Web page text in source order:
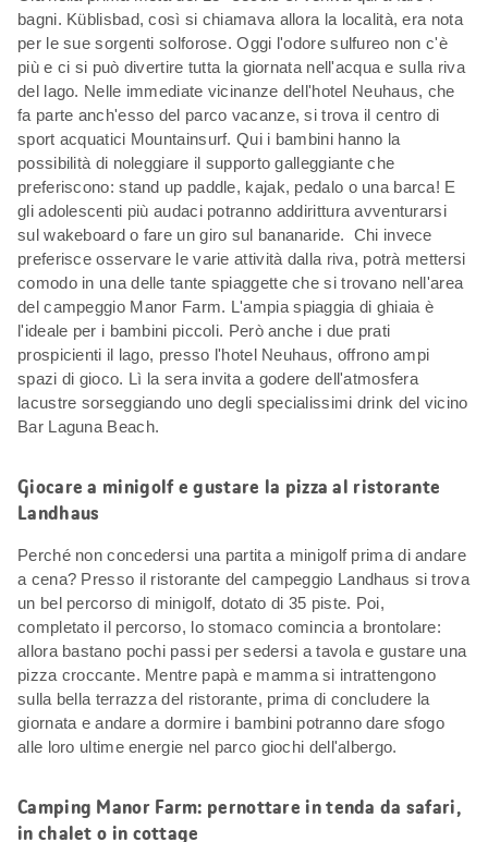
bagni. Küblisbad, così si chiamava allora la località, era nota
per le sue sorgenti solforose. Oggi l'odore sulfureo non c'è
più e ci si può divertire tutta la giornata nell'acqua e sulla riva
del lago. Nelle immediate vicinanze dell'hotel Neuhaus, che
fa parte anch'esso del parco vacanze, si trova il centro di
sport acquatici Mountainsurf. Qui i bambini hanno la
possibilità di noleggiare il supporto galleggiante che
preferiscono: stand up paddle, kajak, pedalo o una barca! E
gli adolescenti più audaci potranno addirittura avventurarsi
sul wakeboard o fare un giro sul bananaride. Chi invece
preferisce osservare le varie attività dalla riva, potrà mettersi
comodo in una delle tante spiaggette che si trovano nell'area
del campeggio Manor Farm. L'ampia spiaggia di ghiaia è
l'ideale per i bambini piccoli. Però anche i due prati
prospicienti il lago, presso l'hotel Neuhaus, offrono ampi
spazi di gioco. Lì la sera invita a godere dell'atmosfera
lacustre sorseggiando uno degli specialissimi drink del vicino
Bar Laguna Beach.
Giocare a minigolf e gustare la pizza al ristorante
Landhaus
Perché non concedersi una partita a minigolf prima di andare
a cena? Presso il ristorante del campeggio Landhaus si trova
un bel percorso di minigolf, dotato di 35 piste. Poi,
completato il percorso, lo stomaco comincia a brontolare:
allora bastano pochi passi per sedersi a tavola e gustare una
pizza croccante. Mentre papà e mamma si intrattengono
sulla bella terrazza del ristorante, prima di concludere la
giornata e andare a dormire i bambini potranno dare sfogo
alle loro ultime energie nel parco giochi dell'albergo.
Camping Manor Farm: pernottare in tenda da safari,
in chalet o in cottage